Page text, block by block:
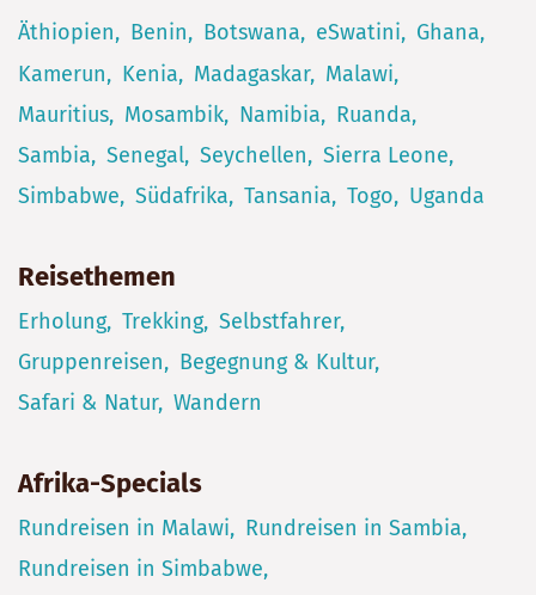
Äthiopien Benin Botswana eSwatini
Ghana
Kamerun
Kenia Madagaskar
Malawi
Mauritius
Mosambik Namibia
Ruanda
Sambia
Senegal Seychellen
Sierra Leone
Simbabwe
Südafrika Tansania Togo Uganda
Reisethemen
Erholung Trekking Selbstfahrer
Gruppenreisen
Begegnung & Kultur
Safari & Natur Wandern
Afrika-Specials
Rundreisen in Malawi
Rundreisen in Sambia
Rundreisen in Simbabwe